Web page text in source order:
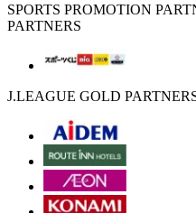
SPORTS PROMOTION
PARTNERS
J.LEAGUE GOLD